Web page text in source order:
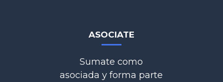
ASOCIATE
Sumate como
asociada y forma parte